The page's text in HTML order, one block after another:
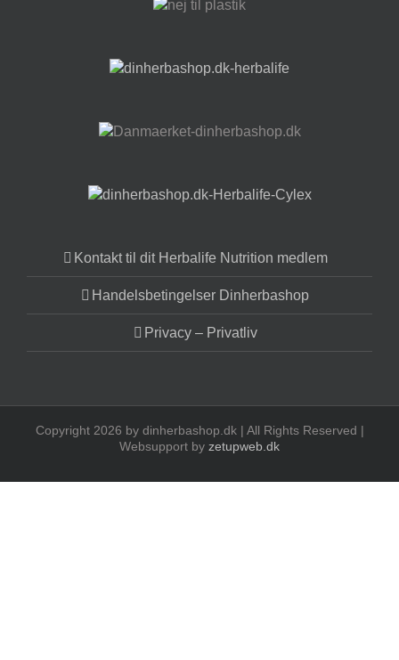
Kontakt til dit Herbalife Nutrition medlem
Handelsbetingelser Dinherbashop
Privacy – Privatliv
Copyright 2026 by dinherbashop.dk | All Rights Reserved |
Websupport by zetupweb.dk